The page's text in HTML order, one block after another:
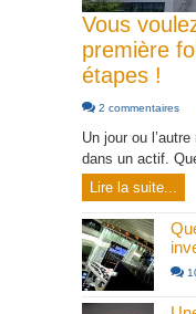
Vous
première
étapes !
2 commentaires
Un jour ou
dans un actif.
Lire la suite...